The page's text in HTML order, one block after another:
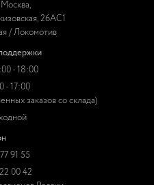
26АС1
/ Локомотив
- 18:00
- 17:00
заказов со склада)
91 55
00 42